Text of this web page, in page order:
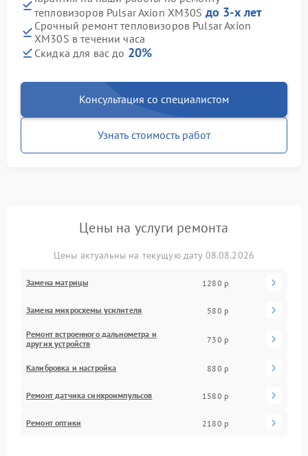
тепловизоров Pulsar Axion XM30S до 3-х лет
Срочный ремонт тепловизоров Pulsar Axion
XM30S в течении часа
Скидка для вас до 20%
Консультация со специалистом
Узнать стоимость работ
Цены на услуги ремонта
Цены актуальны на текущую дату 08.08.2026
Замена матрицы 1280 р
Замена микросхемы усилителя 580 р
Ремонт встроенного дальнометра и
других устройств
730 р
Калибровка и настройка 880 р
Ремонт датчика синхроимпульсов 1580 р
Ремонт оптики 2180 р